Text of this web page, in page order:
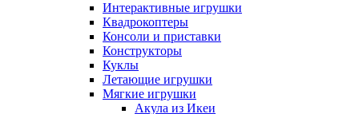
Интерактивные игрушки
Квадрокоптеры
Консоли и приставки
Конструкторы
Куклы
Летающие игрушки
Мягкие игрушки
Акула из Икеи